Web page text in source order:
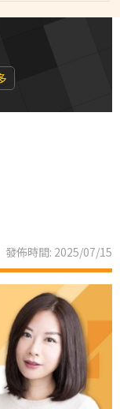
發佈時間: 2025/07/15